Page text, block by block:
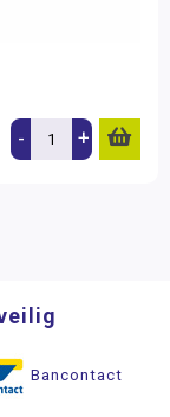
- +
Bancontact